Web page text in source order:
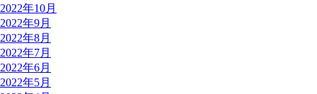
2022年10月
2022年9月
2022年8月
2022年7月
2022年6月
2022年5月